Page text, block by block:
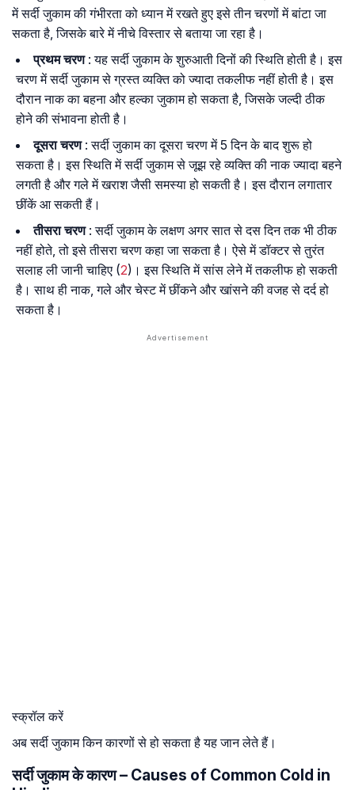
में सर्दी जुकाम की गंभीरता को ध्यान में रखते हुए इसे तीन चरणों में बांटा जा
सकता है, जिसके बारे में नीचे विस्तार से बताया जा रहा है।
प्रथम चरण: यह सर्दी जुकाम के शुरुआती दिनों की स्थिति होती है। इस
चरण में सर्दी जुकाम से ग्रस्त व्यक्ति को ज्यादा तकलीफ नहीं होती है। इस
दौरान नाक का बहना और हल्का जुकाम हो सकता है, जिसके जल्दी ठीक
होने की संभावना होती है।
दूसरा चरण: सर्दी जुकाम का दूसरा चरण में 5 दिन के बाद शुरू हो
सकता है। इस स्थिति में सर्दी जुकाम से जूझ रहे व्यक्ति की नाक ज्यादा बहने
लगती है और गले में खराश जैसी समस्या हो सकती है। इस दौरान लगातार
छींकें आ सकती हैं।
तीसरा चरण: सर्दी जुकाम के लक्षण अगर सात से दस दिन तक भी ठीक
नहीं होते, तो इसे तीसरा चरण कहा जा सकता है। ऐसे में डॉक्टर से तुरंत
सलाह ली जानी चाहिए (2)। इस स्थिति में सांस लेने में तकलीफ हो सकती
है। साथ ही नाक, गले और चेस्ट में छींकने और खांसने की वजह से दर्द हो
सकता है।
स्क्रॉल करें
अब सर्दी जुकाम किन कारणों से हो सकता है यह जान लेते हैं।
सर्दी जुकाम के कारण – Causes of Common Cold in